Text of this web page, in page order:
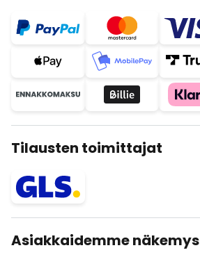
Tilausten toimittajat
Asiakkaidemme näkemys